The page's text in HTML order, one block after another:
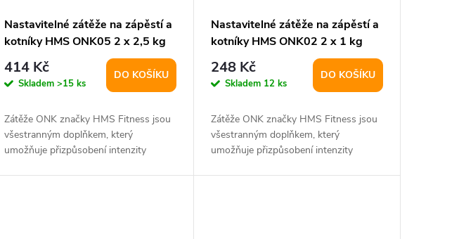
Nastavitelné zátěže na zápěstí a
kotníky HMS ONK05 2 x 2,5 kg
414 Kč
Skladem >15 ks
DO KOŠÍKU
Zátěže ONK značky HMS Fitness jsou
všestranným doplňkem, který
umožňuje přizpůsobení intenzity
Nastavitelné zátěže na zápěstí a
kotníky HMS ONK02 2 x 1 kg
248 Kč
Skladem 12 ks
DO KOŠÍKU
Zátěže ONK značky HMS Fitness jsou
všestranným doplňkem, který
umožňuje přizpůsobení intenzity